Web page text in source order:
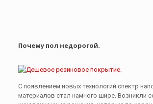
Почему пол недорогой.
С появлением новых технологий спектр
материалов стал намного шире. Возникли